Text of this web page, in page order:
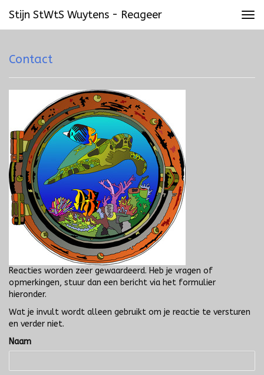
Stijn StWtS Wuytens - Reageer
Contact
Reacties worden zeer gewaardeerd. Heb je vragen of
opmerkingen, stuur dan een bericht via het formulier
hieronder.
Wat je invult wordt alleen gebruikt om je reactie te versturen
en verder niet.
Naam